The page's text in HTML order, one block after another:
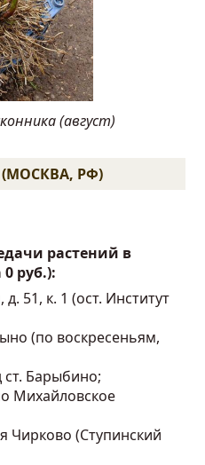
(август)
РФ)
растений в
руб.):
51, к. 1 (ост. Институт
(по воскресеньям,
Барыбино;
Михайловское
Чирково (Ступинский